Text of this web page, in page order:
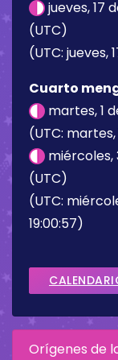
jueves, 17
(UTC)
(UTC: jueves,
Cuarto
martes, 1
(UTC:
miércoles,
(UTC)
(UTC:
19:00:57)
Orígenes de